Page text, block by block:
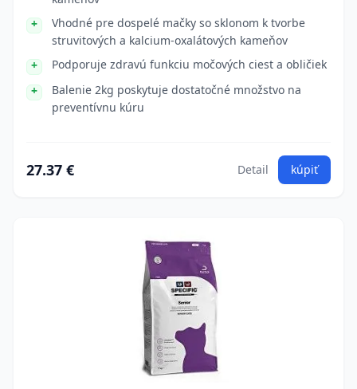
Vhodné pre dospelé mačky so sklonom k tvorbe
struvitových a kalcium-oxalátových kameňov
Podporuje zdravú funkciu močových ciest a obličiek
Balenie 2kg poskytuje dostatočné množstvo na
preventívnu kúru
27.37 € Detail kúpiť